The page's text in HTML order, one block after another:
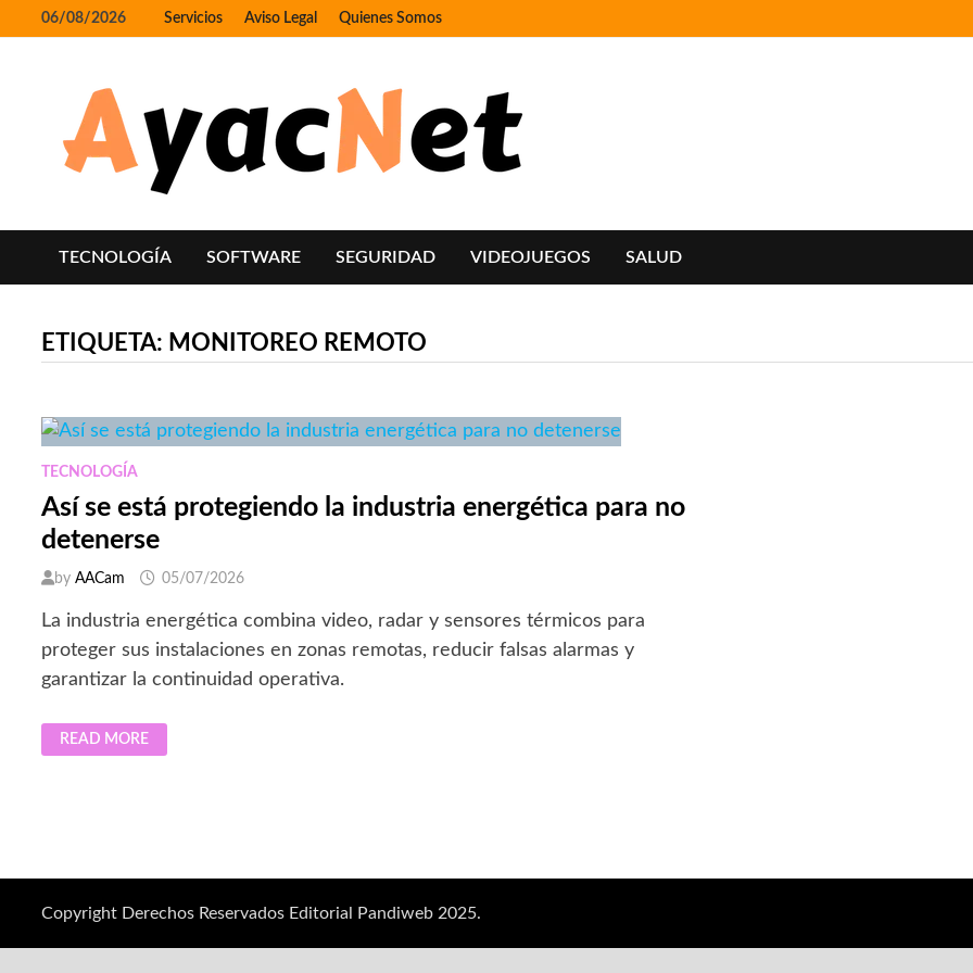
to
06/08/2026 Servicios Aviso Legal Quienes Somos
TECNOLOGÍA SOFTWARE SEGURIDAD VIDEOJUEGOS SALUD
ETIQUETA: MONITOREO REMOTO
TECNOLOGÍA
Así se está protegiendo la industria energética para no
detenerse
byAACam 05/07/2026
La industria energética combina video, radar y sensores térmicos para
proteger sus instalaciones en zonas remotas, reducir falsas alarmas y
garantizar la continuidad operativa.
ASÍ
SE
READ MORE
Copyright Derechos Reservados Editorial Pandiweb 2025.